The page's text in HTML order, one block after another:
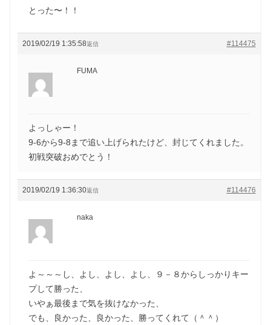
とった〜！！
2019/02/19 1:35:58 #114475
返信
FUMA
よっしゃー！
9-6から9-8まで追い上げられたけど、封じてくれました。
初戦突破おめでとう！
2019/02/19 1:36:30 #114476
返信
naka
よ～～～し、よし、よし、よし、９－８からしっかりキー
プして勝った、
いやぁ最後まで気を抜けなかった、
でも、良かった、良かった、勝ってくれて（＾＾）